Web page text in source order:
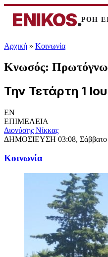
ENIKOS.ΡΟΗ
Αρχική » Κοινωνία
Κνωσός:
Την Τετάρτη 1
EN
ΕΠΙΜΕΛΕΙΑ
Διονύσης Νίκκας
ΔΗΜΟΣΙΕΥΣΗ 03:08,
Κοινωνία